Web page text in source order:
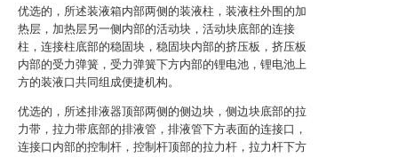
优选的，所述装液箱内部两侧的装液柱，装液柱外围的加
热层，加热层另一侧内部的活动块，活动块底部的连接
柱，连接柱底部的稳固块，稳固块内部的挤压板，挤压板
内部的受力弹簧，受力弹簧下方内部的锂电池，锂电池上
方的装液口共同组成便捷机构。
优选的，所述排液器顶部两侧的侧边块，侧边块底部的拉
力带，拉力带底部的排液管，排液管下方表面的连接口，
连接口内部的控制杆，控制杆顶部的拉力杆，拉力杆下方